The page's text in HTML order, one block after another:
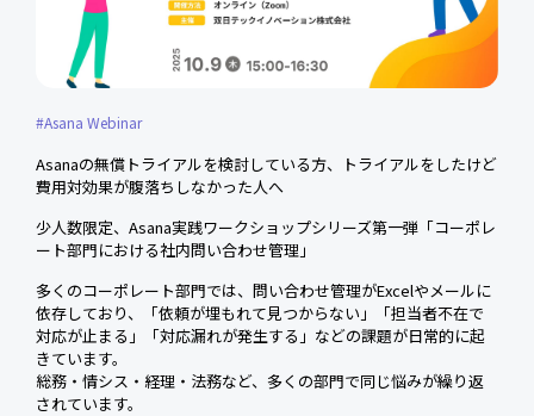
#Asana Webinar
Asanaの無償トライアルを検討している方、トライアルをしたけど
費用対効果が腹落ちしなかった人へ
少人数限定、Asana実践ワークショップシリーズ第一弾「コーポレ
ート部門における社内問い合わせ管理」
多くのコーポレート部門では、問い合わせ管理がExcelやメールに
依存しており、「依頼が埋もれて見つからない」「担当者不在で
対応が止まる」「対応漏れが発生する」などの課題が日常的に起
きています。
総務・情シス・経理・法務など、多くの部門で同じ悩みが繰り返
されています。